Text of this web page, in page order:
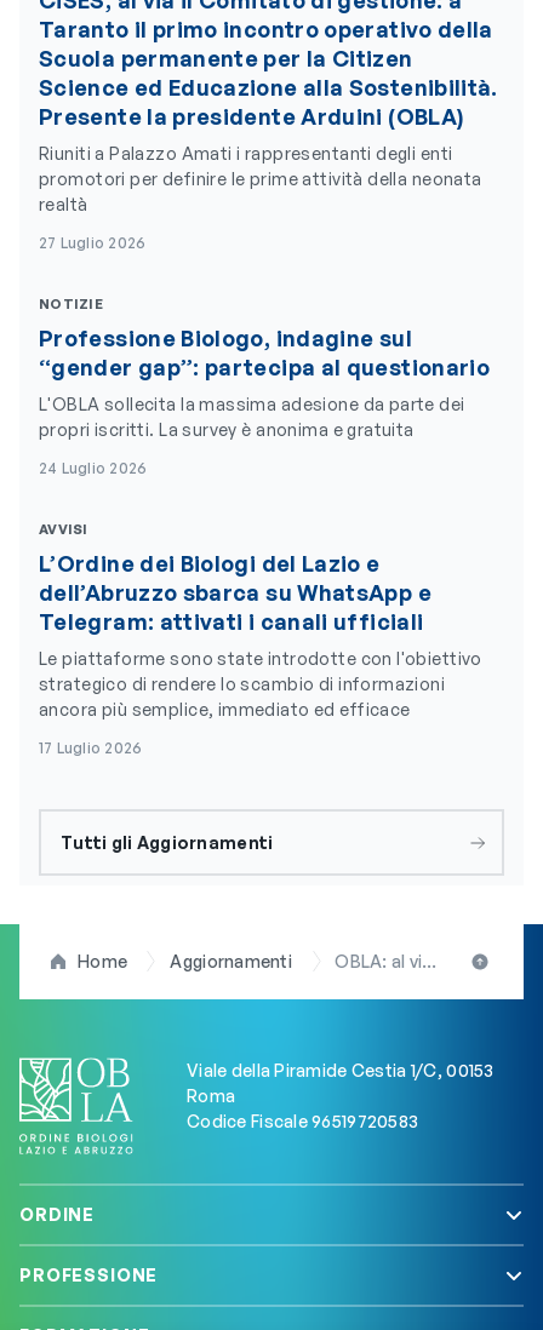
Taranto il primo incontro operativo della
Scuola permanente per la Citizen
Science ed Educazione alla Sostenibilità.
Presente la presidente Arduini (OBLA)
Riuniti a Palazzo Amati i rappresentanti degli enti
promotori per definire le prime attività della neonata
realtà
27 Luglio 2026
NOTIZIE
Professione Biologo, indagine sul
“gender gap”: partecipa al questionario
L'OBLA sollecita la massima adesione da parte dei
propri iscritti. La survey è anonima e gratuita
24 Luglio 2026
AVVISI
L’Ordine dei Biologi del Lazio e
dell’Abruzzo sbarca su WhatsApp e
Telegram: attivati i canali ufficiali
Le piattaforme sono state introdotte con l'obiettivo
strategico di rendere lo scambio di informazioni
ancora più semplice, immediato ed efficace
17 Luglio 2026
Tutti gli Aggiornamenti
Home Aggiornamenti OBLA: al via procedura per composizione elenco iscritti come componenti delle Commissioni per l’Esame di Stato da Biologo 2024
Viale della Piramide Cestia 1/C, 00153
Roma
Codice Fiscale 96519720583
ORDINE
PROFESSIONE